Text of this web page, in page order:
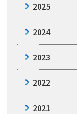
2025
2024
2023
2022
2021